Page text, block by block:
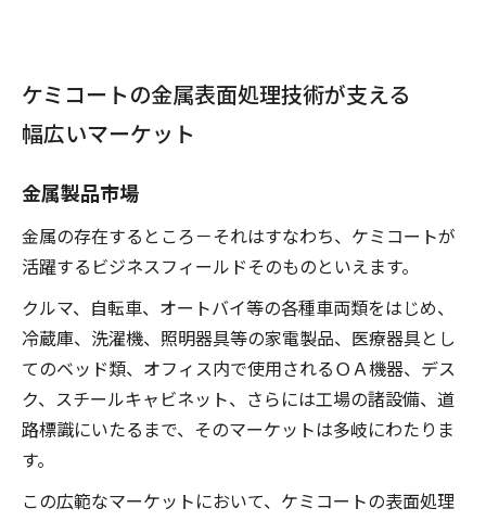
ケミコートの金属表面処理技術が支える
幅広いマーケット
金属製品市場
金属の存在するところ－それはすなわち、ケミコートが
活躍するビジネスフィールドそのものといえます。
クルマ、自転車、オートバイ等の各種車両類をはじめ、
冷蔵庫、洗濯機、照明器具等の家電製品、医療器具とし
てのベッド類、オフィス内で使用されるＯＡ機器、デス
ク、スチールキャビネット、さらには工場の諸設備、道
路標識にいたるまで、そのマーケットは多岐にわたりま
す。
この広範なマーケットにおいて、ケミコートの表面処理